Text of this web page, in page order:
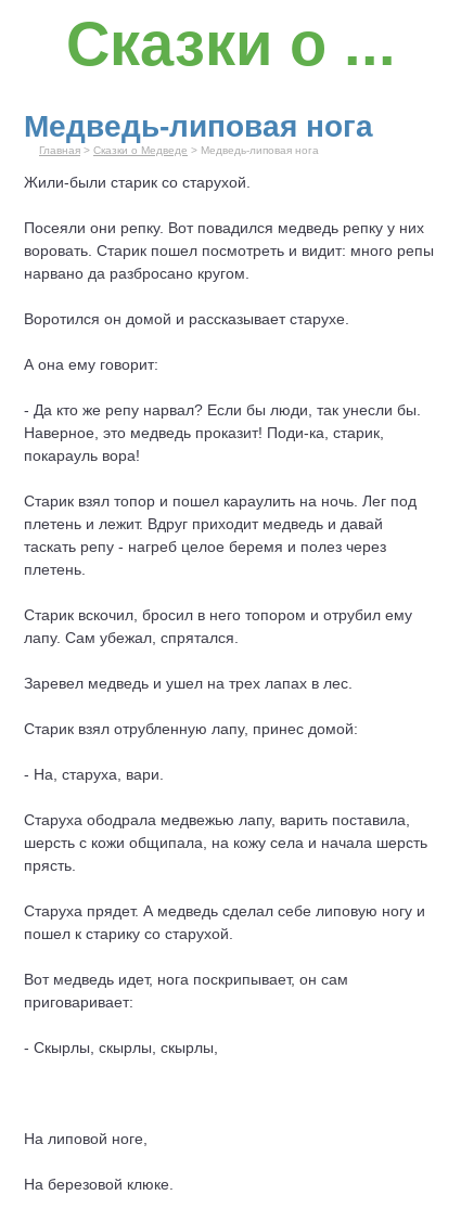
Сказки о ...
Медведь-липовая нога
Главная > Сказки о Медведе > Медведь-липовая нога
Жили-были старик со старухой.
Посеяли они репку. Вот повадился медведь репку у них
воровать. Старик пошел посмотреть и видит: много репы
нарвано да разбросано кругом.
Воротился он домой и рассказывает старухе.
А она ему говорит:
- Да кто же репу нарвал? Если бы люди, так унесли бы.
Наверное, это медведь проказит! Поди-ка, старик,
покарауль вора!
Старик взял топор и пошел караулить на ночь. Лег под
плетень и лежит. Вдруг приходит медведь и давай
таскать репу - нагреб целое беремя и полез через
плетень.
Старик вскочил, бросил в него топором и отрубил ему
лапу. Сам убежал, спрятался.
Заревел медведь и ушел на трех лапах в лес.
Старик взял отрубленную лапу, принес домой:
- На, старуха, вари.
Старуха ободрала медвежью лапу, варить поставила,
шерсть с кожи общипала, на кожу села и начала шерсть
прясть.
Старуха прядет. А медведь сделал себе липовую ногу и
пошел к старику со старухой.
Вот медведь идет, нога поскрипывает, он сам
приговаривает:
- Скырлы, скырлы, скырлы,
На липовой ноге,
На березовой клюке.